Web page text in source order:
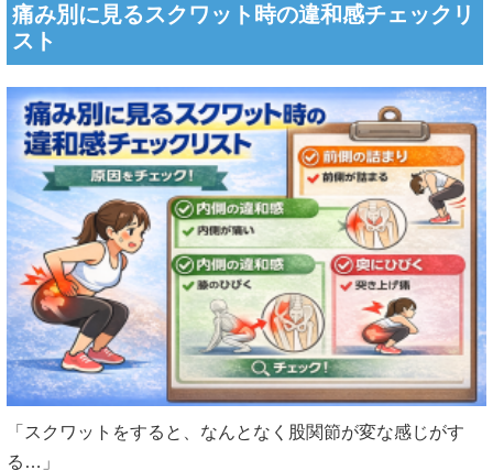
痛み別に見るスクワット時の違和感チェックリ
スト
「スクワットをすると、なんとなく股関節が変な感じがす
る…」